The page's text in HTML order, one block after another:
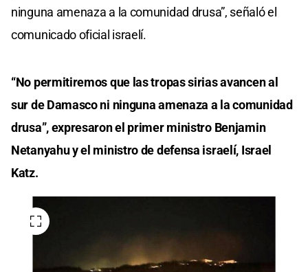
ninguna amenaza a la comunidad drusa”, señaló el
comunicado oficial israelí.
“No permitiremos que las tropas sirias avancen al
sur de Damasco ni ninguna amenaza a la comunidad
drusa”, expresaron el primer ministro Benjamin
Netanyahu y el ministro de defensa israelí, Israel
Katz.